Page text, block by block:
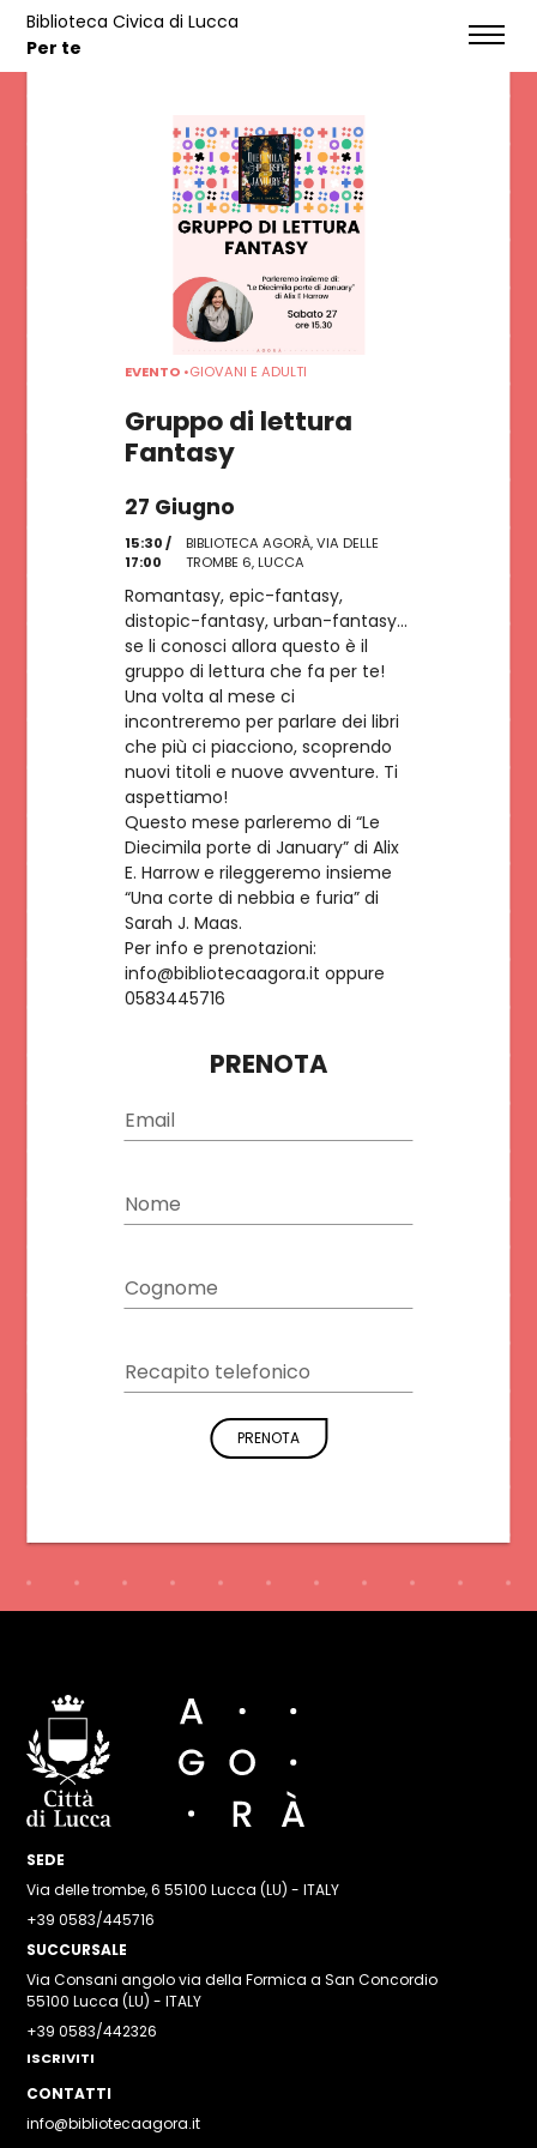
Biblioteca Civica di Lucca
Per te
NOTIZIE
EVENTI
CONTATTI
CATALOGO
ISCRIVITI
EVENTI
EVENTO •GIOVANI E ADULTI
Gruppo di lettura
Fantasy
27 Giugno
15:30 /
17:00
BIBLIOTECA AGORÀ, VIA DELLE
TROMBE 6, LUCCA
Romantasy, epic-fantasy,
distopic-fantasy, urban-fantasy...
se li conosci allora questo è il
gruppo di lettura che fa per te!
Una volta al mese ci
incontreremo per parlare dei libri
che più ci piacciono, scoprendo
nuovi titoli e nuove avventure. Ti
aspettiamo!
Questo mese parleremo di “Le
Diecimila porte di January” di Alix
E. Harrow e rileggeremo insieme
“Una corte di nebbia e furia” di
Sarah J. Maas.
Per info e prenotazioni:
info@bibliotecaagora.it oppure
0583445716
PRENOTA
Email
Nome
Cognome
Recapito telefonico
PRENOTA
SEDE
Via delle trombe, 6 55100 Lucca (LU) - ITALY
+39 0583/445716
SUCCURSALE
Via Consani angolo via della Formica a San Concordio
55100 Lucca (LU) - ITALY
+39 0583/442326
ISCRIVITI
CONTATTI
info@bibliotecaagora.it